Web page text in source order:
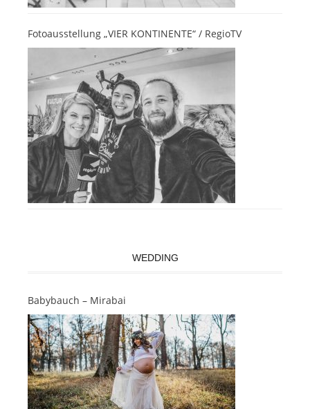
Fotoausstellung „VIER KONTINENTE“ / RegioTV
WEDDING
Babybauch – Mirabai